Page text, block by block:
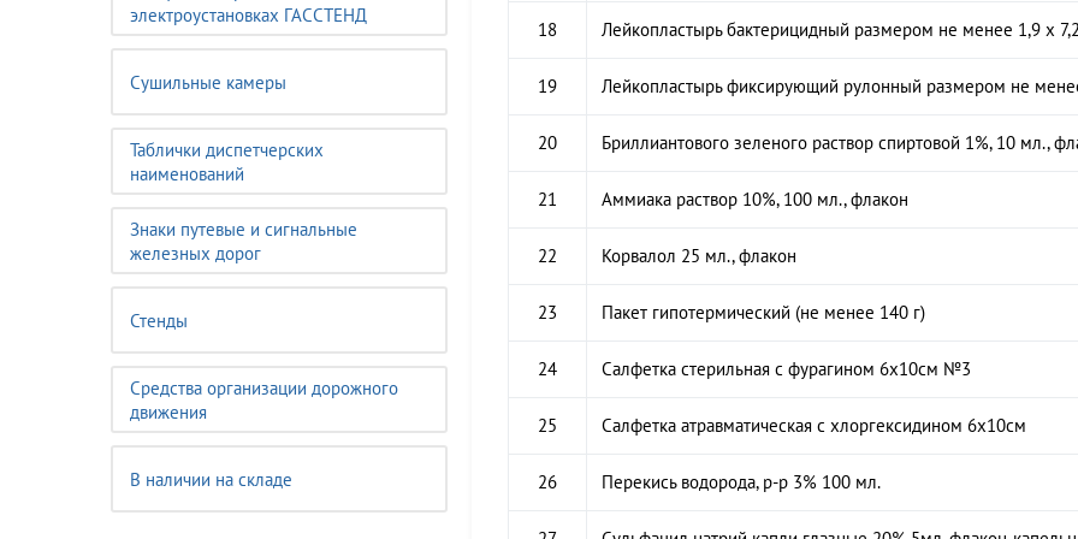
электроустановках ГАССТЕНД
Сушильные камеры
Таблички диспетчерских
наименований
Знаки путевые и сигнальные
железных дорог
Стенды
Средства организации дорожного
движения
В наличии на складе
18 Лейкопластырь бактерицидный размером не менее 1,9 х
19 Лейкопластырь фиксирующий рулонный размером не
20 Бриллиантового зеленого раствор спиртовой 1%, 10 мл.,
21 Аммиака раствор 10%, 100 мл., флакон
22 Корвалол 25 мл., флакон
23 Пакет гипотермический (не менее 140 г)
24 Салфетка стерильная с фурагином 6х10см №3
25 Салфетка атравматическая с хлоргексидином 6х10см
26 Перекись водорода, р-р 3% 100 мл.